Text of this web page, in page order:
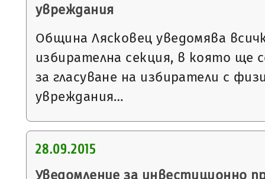
увреждания
Община Лясковец уведомява
избирателна секция, в която ще
за гласуване на избиратели с
увреждания…
28.09.2015
Уведомление за инвестиционно